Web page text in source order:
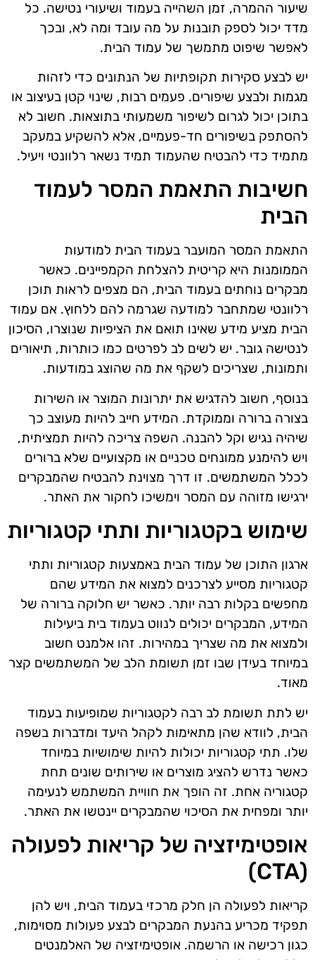
שיעור ההמרה, זמן השהייה בעמוד ושיעורי נטישה. כל
מדד יכול לספק תובנות על מה עובד ומה לא, ובכך
לאפשר שיפוט מתמשך של עמוד הבית.
יש לבצע סקירות תקופתיות של הנתונים כדי לזהות
מגמות ולבצע שיפורים. פעמים רבות, שינוי קטן בעיצוב או
בתוכן יכול לגרום לשיפור משמעותי בתוצאות. חשוב לא
להסתפק בשיפורים חד-פעמיים, אלא להשקיע במעקב
מתמיד כדי להבטיח שהעמוד תמיד נשאר רלוונטי ויעיל.
חשיבות התאמת המסר לעמוד
הבית
התאמת המסר המועבר בעמוד הבית למודעות
הממומנות היא קריטית להצלחת הקמפיינים. כאשר
מבקרים נוחתים בעמוד הבית, הם מצפים לראות תוכן
רלוונטי שמתחבר למודעה שגרמה להם ללחוץ. אם עמוד
הבית מציע מידע שאינו תואם את הציפיות שנוצרו, הסיכון
לנטישה גובר. יש לשים לב לפרטים כמו כותרות, תיאורים
ותמונות, שצריכים לשקף את מה שהוצג במודעות.
בנוסף, חשוב להדגיש את יתרונות המוצר או השירות
בצורה ברורה וממוקדת. המידע חייב להיות מעוצב כך
שיהיה נגיש וקל להבנה. השפה צריכה להיות תמציתית,
ויש להימנע ממונחים טכניים או מקצועיים שלא ברורים
לכלל המשתמשים. זו דרך מצוינת להבטיח שהמבקרים
ירגישו מזוהה עם המסר וימשיכו לחקור את האתר.
שימוש בקטגוריות ותתי קטגוריות
ארגון התוכן של עמוד הבית באמצעות קטגוריות ותתי
קטגוריות מסייע לצרכנים למצוא את המידע שהם
מחפשים בקלות רבה יותר. כאשר יש חלוקה ברורה של
המידע, המבקרים יכולים לנווט בעמוד בית ביעילות
ולמצוא את מה שצריך במהירות. זהו אלמנט חשוב
במיוחד בעידן שבו זמן תשומת הלב של המשתמשים קצר
מאוד.
יש לתת תשומת לב רבה לקטגוריות שמופיעות בעמוד
הבית, לוודא שהן מתאימות לקהל היעד ומדברות בשפה
שלו. תתי קטגוריות יכולות להיות שימושיות במיוחד
כאשר נדרש להציג מוצרים או שירותים שונים תחת
קטגוריה אחת. זה הופך את חוויית המשתמש לנעימה
יותר ומפחית את הסיכוי שהמבקרים יינטשו את האתר.
אופטימיזציה של קריאות לפעולה
(CTA)
קריאות לפעולה הן חלק מרכזי בעמוד הבית, ויש להן
תפקיד מכריע בהנעת המבקרים לבצע פעולות מסוימות,
כגון רכישה או הרשמה. אופטימיזציה של האלמנטים